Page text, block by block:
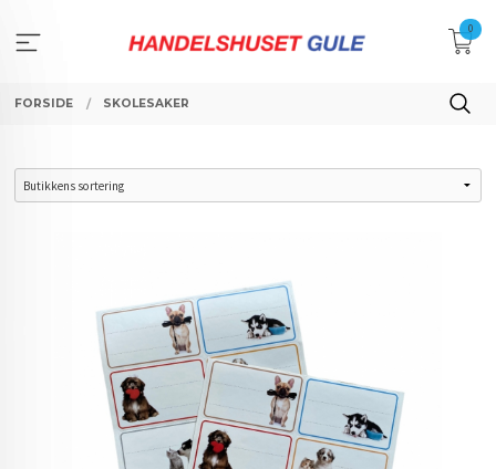
innholdet
0
FORSIDE SKOLESAKER